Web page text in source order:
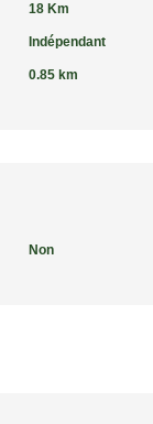
18 Km
Indépendant
0.85 km
Non